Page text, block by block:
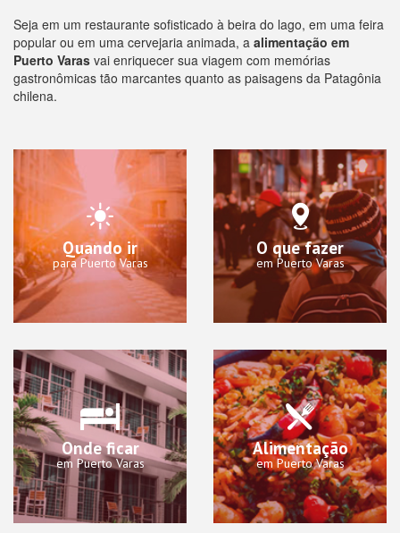
Seja em um restaurante sofisticado à beira do lago, em uma feira
popular ou em uma cervejaria animada, a alimentação em
Puerto Varas vai enriquecer sua viagem com memórias
gastronômicas tão marcantes quanto as paisagens da Patagônia
chilena.
Quando ir
para Puerto Varas
O que fazer
em Puerto Varas
Onde ficar
em Puerto Varas
Alimentação
em Puerto Varas